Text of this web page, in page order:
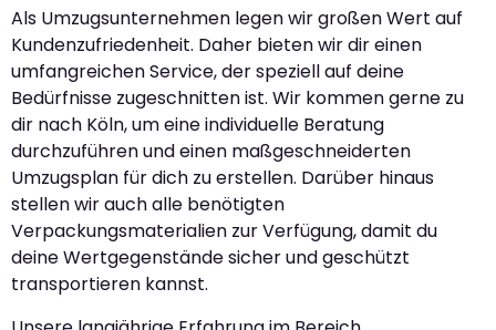
Als Umzugsunternehmen legen wir großen Wert auf
Kundenzufriedenheit. Daher bieten wir dir einen
umfangreichen Service, der speziell auf deine
Bedürfnisse zugeschnitten ist. Wir kommen gerne zu
dir nach Köln, um eine individuelle Beratung
durchzuführen und einen maßgeschneiderten
Umzugsplan für dich zu erstellen. Darüber hinaus
stellen wir auch alle benötigten
Verpackungsmaterialien zur Verfügung, damit du
deine Wertgegenstände sicher und geschützt
transportieren kannst.